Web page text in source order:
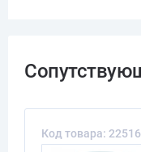
Код товара: 22516